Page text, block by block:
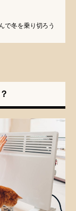
で冬を乗り切ろう